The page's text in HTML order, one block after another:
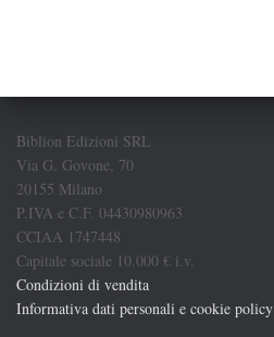
Biblion Edizioni SRL
Via G. Govone, 70
20155 Milano
P.IVA e C.F. 04430980963
CCIAA 1747448
Capitale sociale 10.000 € i.v.
Condizioni di vendita
Informativa dati personali e cookie policy